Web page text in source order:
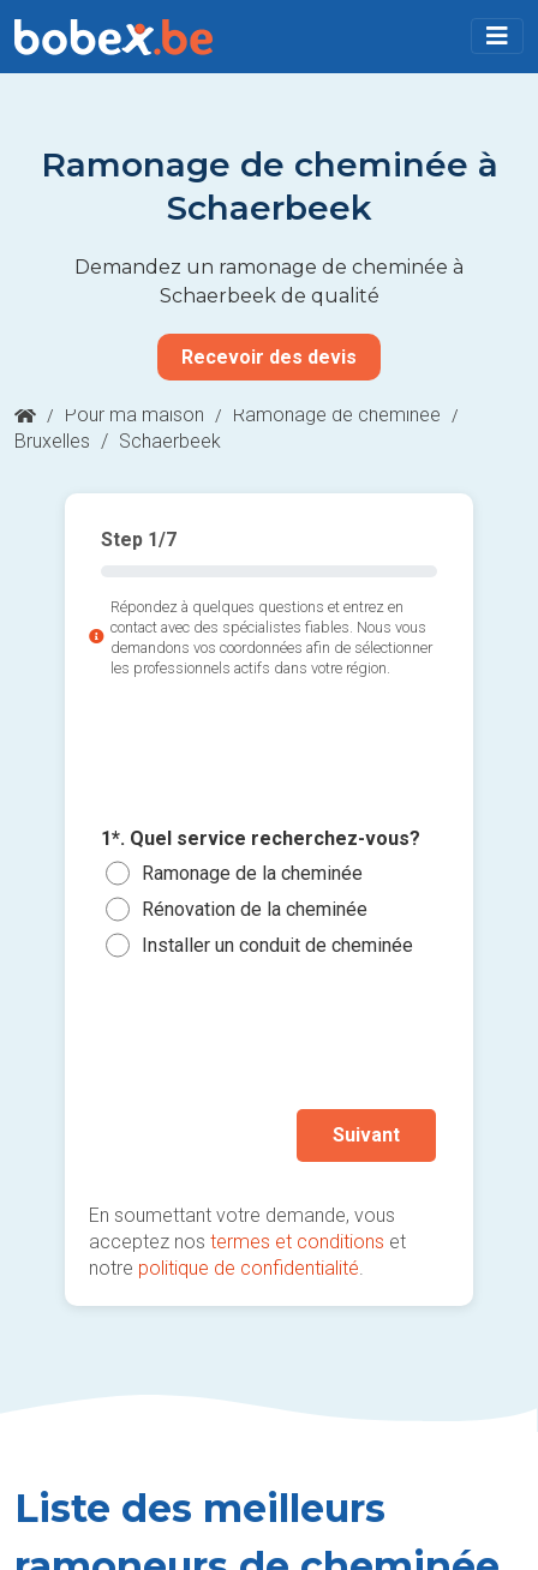
Ramonage de cheminée à
Schaerbeek
Demandez un ramonage de cheminée à
Schaerbeek de qualité
Recevoir des devis
/ Pour ma maison / Ramonage de cheminée /
Bruxelles / Schaerbeek
Step 1/7
Répondez à quelques questions et entrez en
contact avec des spécialistes fiables. Nous vous
demandons vos coordonnées afin de sélectionner
les professionnels actifs dans votre région.
1*. Quel service recherchez-vous?
Ramonage de la cheminée
Rénovation de la cheminée
Installer un conduit de cheminée
Suivant
En soumettant votre demande, vous
acceptez nostermes et conditions et
notre politique de confidentialité
Liste des meilleurs